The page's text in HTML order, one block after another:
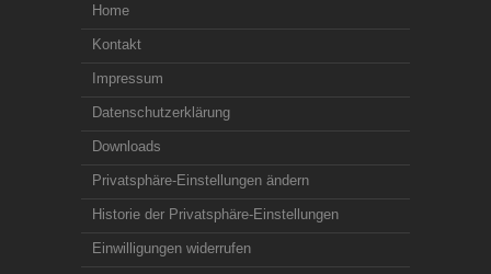
Home
Kontakt
Impressum
Datenschutzerklärung
Downloads
Privatsphäre-Einstellungen ändern
Historie der Privatsphäre-Einstellungen
Einwilligungen widerrufen